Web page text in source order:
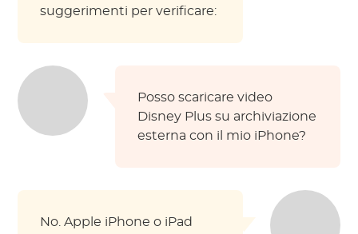
suggerimenti per verificare:
Posso scaricare video
Disney Plus su archiviazione
esterna con il mio iPhone?
No. Apple iPhone o iPad